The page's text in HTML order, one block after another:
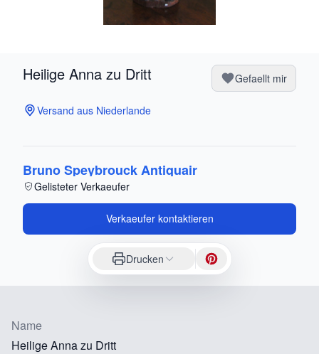
Heilige Anna zu Dritt Gefaellt mir
Versand aus Niederlande
Bruno Speybrouck Antiquair
Gelisteter Verkaeufer
Verkaeufer kontaktieren
Drucken
Name
Heilige Anna zu Dritt